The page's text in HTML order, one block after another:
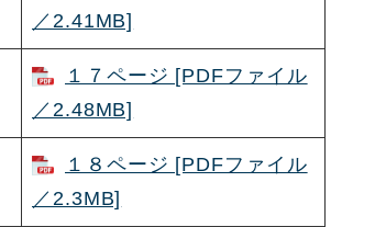
／2.41MB]
１７ページ [PDFファイル
／2.48MB]
１８ページ [PDFファイル
／2.3MB]